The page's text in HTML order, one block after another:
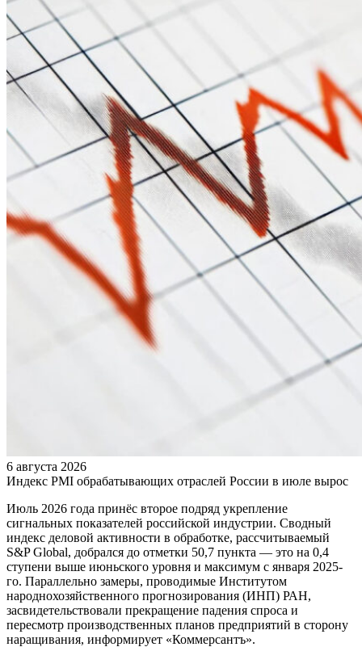
6 августа 2026
Индекс PMI обрабатывающих отраслей России в июле вырос
Июль 2026 года принёс второе подряд укрепление
сигнальных показателей российской индустрии. Сводный
индекс деловой активности в обработке, рассчитываемый
S&P Global, добрался до отметки 50,7 пункта — это на 0,4
ступени выше июньского уровня и максимум с января 2025-
го. Параллельно замеры, проводимые Институтом
народнохозяйственного прогнозирования (ИНП) РАН,
засвидетельствовали прекращение падения спроса и
пересмотр производственных планов предприятий в сторону
наращивания, информирует «Коммерсантъ».